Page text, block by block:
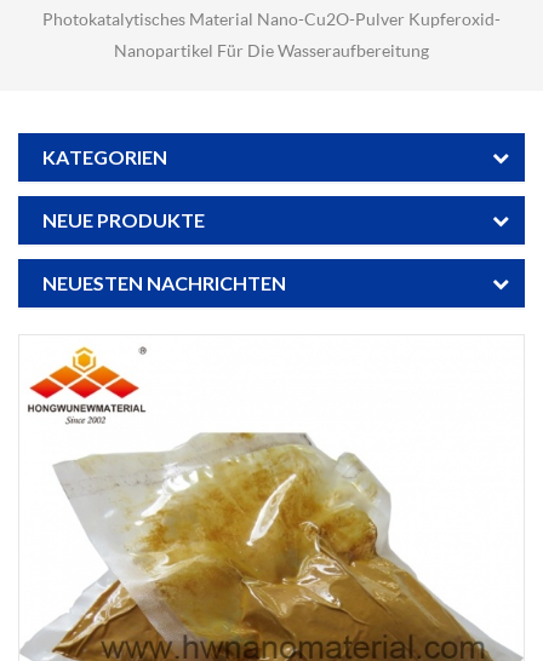
Photokatalytisches Material Nano-Cu2O-Pulver Kupferoxid-
Nanopartikel Für Die Wasseraufbereitung
KATEGORIEN
NEUE PRODUKTE
NEUESTEN NACHRICHTEN